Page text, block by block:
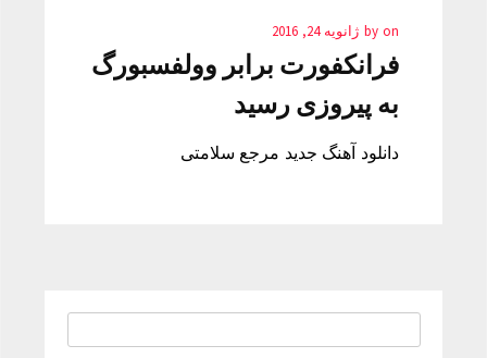
by on ژانویه 24, 2016
فرانکفورت برابر وولفسبورگ
به پیروزی رسید
دانلود آهنگ جدید مرجع سلامتی